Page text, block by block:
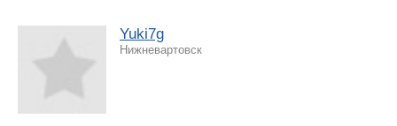
Yuki7g
Нижневартовск